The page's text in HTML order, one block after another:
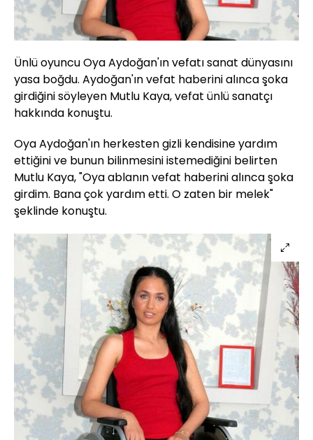
Ünlü oyuncu Oya Aydoğan'ın vefatı sanat dünyasını
yasa boğdu. Aydoğan'ın vefat haberini alınca şoka
girdiğini söyleyen Mutlu Kaya, vefat ünlü sanatçı
hakkında konuştu.
Oya Aydoğan'ın herkesten gizli kendisine yardım
ettiğini ve bunun bilinmesini istemediğini belirten
Mutlu Kaya, "Oya ablanın vefat haberini alınca şoka
girdim. Bana çok yardım etti. O zaten bir melek"
şeklinde konuştu.